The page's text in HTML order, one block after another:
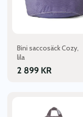
Bini saccosäck Cozy,
lila
2 899 KR